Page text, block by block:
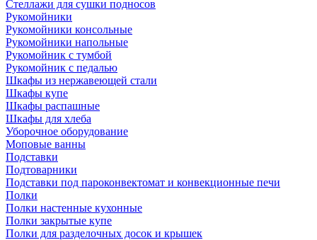
Стеллажи для сушки подносов
Рукомойники
Рукомойники консольные
Рукомойники напольные
Рукомойник с тумбой
Рукомойник с педалью
Шкафы из нержавеющей стали
Шкафы купе
Шкафы распашные
Шкафы для хлеба
Уборочное оборудование
Моповые ванны
Подставки
Подтоварники
Подставки под пароконвектомат и конвекционные печи
Полки
Полки настенные кухонные
Полки закрытые купе
Полки для разделочных досок и крышек